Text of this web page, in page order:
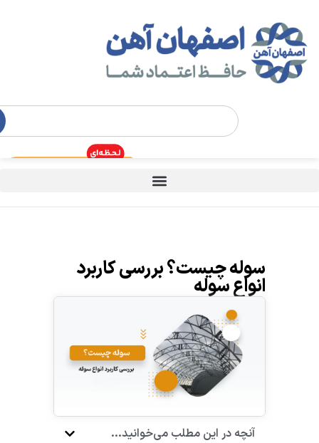
سوله چیست؟ بررسی کاربرد
انواع سوله
آنچه در این مطلب می‌خوانید...